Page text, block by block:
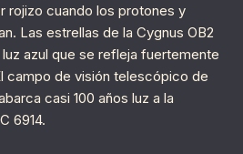
rojizo cuando los protones y
Las estrellas de la Cygnus OB2
azul que se refleja fuertemente
campo de visión telescópico de
casi 100 años luz a la
6914.